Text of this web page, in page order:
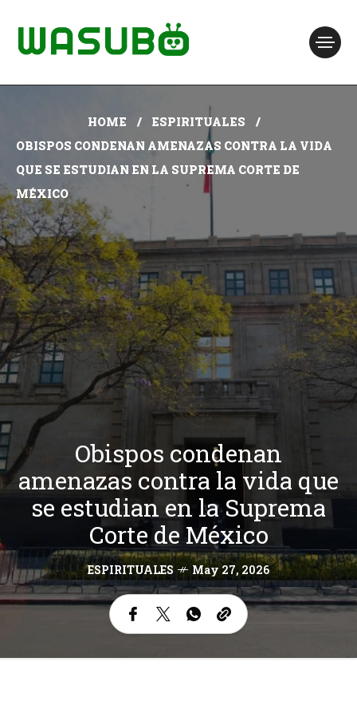
HOME
ESPIRITUALES
OBISPOS CONDENAN AMENAZAS CONTRA LA VIDA
QUE SE ESTUDIAN EN LA SUPREMA CORTE DE
MÉXICO
Obispos condenan
amenazas contra la vida que
se estudian en la Suprema
Corte de México
ESPIRITUALES May 27, 2026